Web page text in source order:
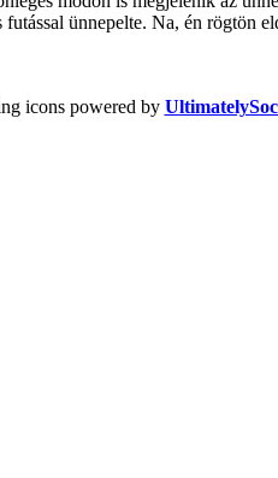
ünnepelte. Na, én rögtön
icons powered by